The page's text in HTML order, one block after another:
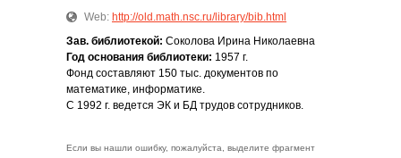
Web: http://old.math.nsc.ru/library/bib.html
Зав. библиотекой: Соколова Ирина Николаевна
Год основания библиотеки: 1957 г.
Фонд составляют 150 тыс. документов по
математике, информатике.
С 1992 г. ведется ЭК и БД трудов сотрудников.
Если вы нашли ошибку, пожалуйста, выделите фрагмент